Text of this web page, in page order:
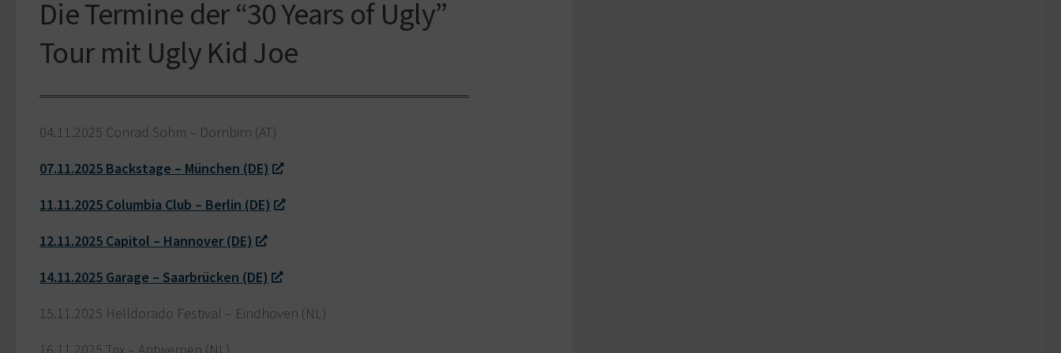
Die Termine der “30 Years of Ugly”
Tour mit Ugly Kid Joe
04.11.2025 Conrad Sohm – Dornbirn (AT)
07.11.2025 Backstage – München (DE)
11.11.2025 Columbia Club – Berlin (DE)
12.11.2025 Capitol – Hannover (DE)
14.11.2025 Garage – Saarbrücken (DE)
15.11.2025 Helldorado Festival – Eindhoven (NL)